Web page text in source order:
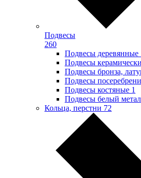
Подвесы
260
Подвесы деревянные
Подвесы
Подвесы бронза,
Подвесы
Подвесы костяные 1
Подвесы белый
Кольца, перстни 72